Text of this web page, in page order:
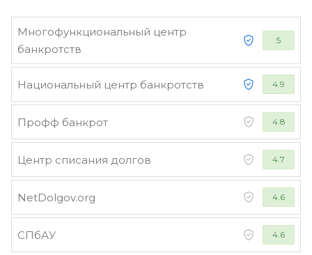
Многофункциональный центр
банкротств
5
Национальный центр банкротств 4.9
Профф банкрот 4.8
Центр списания долгов 4.7
NetDolgov.org 4.6
СПбАУ 4.6